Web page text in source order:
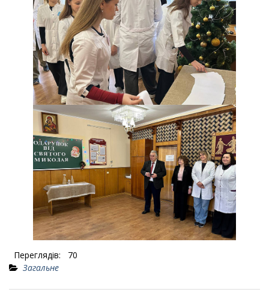
Переглядів:
70
Загальне